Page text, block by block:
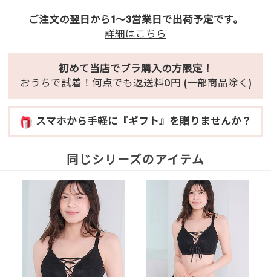
ご注文の翌日から1～3営業日で出荷予定です。
詳細はこちら
初めて当店でブラ購入の方限定！
おうちで試着！何点でも返送料0円 (一部商品除く)
スマホから手軽に『ギフト』を贈りませんか？
同じシリーズのアイテム